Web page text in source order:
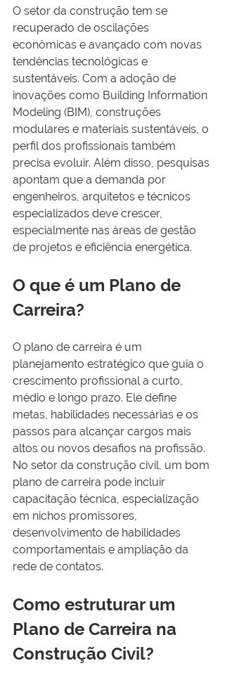
O setor da construção tem se
recuperado de oscilações
econômicas e avançado com novas
tendências tecnológicas e
sustentáveis. Com a adoção de
inovações como Building Information
Modeling (BIM), construções
modulares e materiais sustentáveis, o
perfil dos profissionais também
precisa evoluir. Além disso, pesquisas
apontam que a demanda por
engenheiros, arquitetos e técnicos
especializados deve crescer,
especialmente nas áreas de gestão
de projetos e eficiência energética.
O que é um Plano de
Carreira?
O plano de carreira é um
planejamento estratégico que guia o
crescimento profissional a curto,
médio e longo prazo. Ele define
metas, habilidades necessárias e os
passos para alcançar cargos mais
altos ou novos desafios na profissão.
No setor da construção civil, um bom
plano de carreira pode incluir
capacitação técnica, especialização
em nichos promissores,
desenvolvimento de habilidades
comportamentais e ampliação da
rede de contatos.
Como estruturar um
Plano de Carreira na
Construção Civil?